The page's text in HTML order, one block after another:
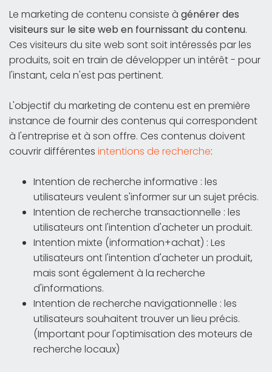
Le marketing de contenu consiste à générer des
visiteurs sur le site web en fournissant du contenu.
Ces visiteurs du site web sont soit intéressés par les
produits, soit en train de développer un intérêt - pour
l'instant, cela n'est pas pertinent.
L'objectif du marketing de contenu est en première
instance de fournir des contenus qui correspondent
à l'entreprise et à son offre. Ces contenus doivent
couvrir différentes intentions de recherche:
Intention de recherche informative : les
utilisateurs veulent s'informer sur un sujet précis.
Intention de recherche transactionnelle : les
utilisateurs ont l'intention d'acheter un produit.
Intention mixte (information+achat) : Les
utilisateurs ont l'intention d'acheter un produit,
mais sont également à la recherche
d'informations.
Intention de recherche navigationnelle : les
utilisateurs souhaitent trouver un lieu précis.
(Important pour l'optimisation des moteurs de
recherche locaux)